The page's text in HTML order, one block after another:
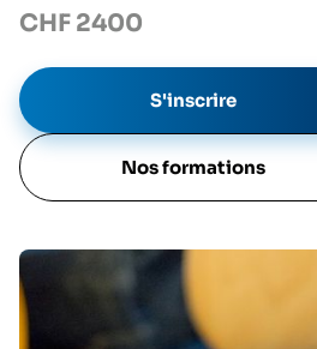
CHF 2400
S'inscrire
Nos formations